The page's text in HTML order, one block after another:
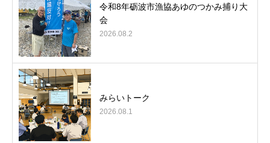
令和8年砺波市漁協あゆのつかみ捕り大
会
2026.08.2
みらいトーク
2026.08.1